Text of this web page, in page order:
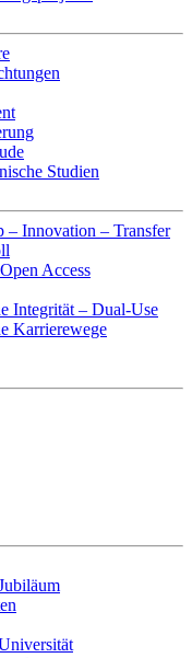
Studien
– Innovation – Transfer
Access
Integrität – Dual-Use
Karrierewege